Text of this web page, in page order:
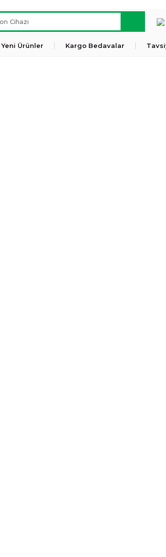
Yeni Ürünler Kargo Bedavalar